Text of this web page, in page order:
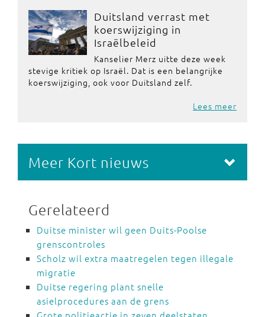
Duitsland verrast met
koerswijziging in
Israëlbeleid
Kanselier Merz uitte deze week
stevige kritiek op Israël. Dat is een belangrijke
koerswijziging, ook voor Duitsland zelf.
Lees meer
Meer Kort nieuws
Gerelateerd
Duitse minister wil geen Duits-Poolse
grenscontroles
Scholz wil extra maatregelen tegen illegale
migratie
Duitse regering plant snelle
asielprocedures aan de grens